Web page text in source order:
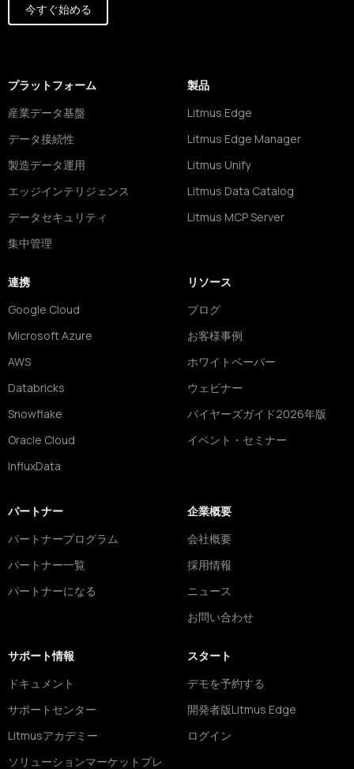
今すぐ始める
プラットフォーム
産業データ基盤
データ接続性
製造データ運用
エッジインテリジェンス
データセキュリティ
集中管理
製品
Litmus Edge
Litmus Edge Manager
Litmus Unify
Litmus Data Catalog
Litmus MCP Server
連携
Google Cloud
Microsoft Azure
AWS
Databricks
Snowflake
Oracle Cloud
InfluxData
リソース
ブログ
お客様事例
ホワイトペーパー
ウェビナー
バイヤーズガイド2026年版
イベント・セミナー
パートナー
パートナープログラム
パートナー一覧
パートナーになる
企業概要
会社概要
採用情報
ニュース
お問い合わせ
サポート情報
ドキュメント
サポートセンター
Litmusアカデミー
ソリューションマーケットプレ
スタート
デモを予約する
開発者版Litmus Edge
ログイン